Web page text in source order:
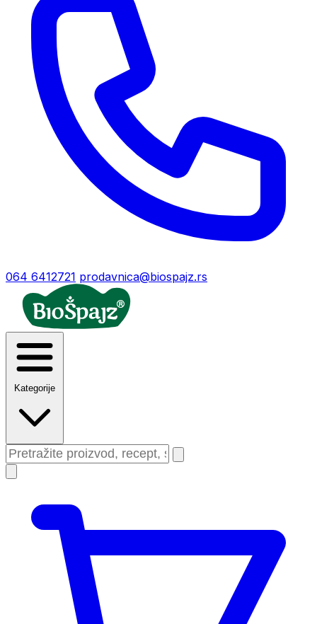
064 6412721 prodavnica@biospajz.rs
Kategorije